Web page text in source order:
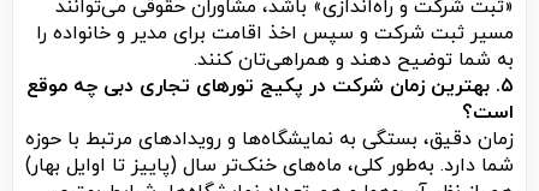
«ثبت شرکت و راه‌اندازی» باشد، مشاوران حقوقی می‌توانند
مسیر ثبت شرکت و سپس اخذ اقامت برای مدیر و خانواده را
به شما توضیح دهند و همراهی‌تان کنند.
۵. بهترین زمان شرکت در پکیج تورهای تجاری دبی چه موقع
است؟
زمان دقیق، بستگی به نمایشگاه‌ها و رویدادهای مرتبط با حوزه
شما دارد. به‌طور کلی، ماه‌های خنک‌تر سال (پاییز تا اوایل بهار)